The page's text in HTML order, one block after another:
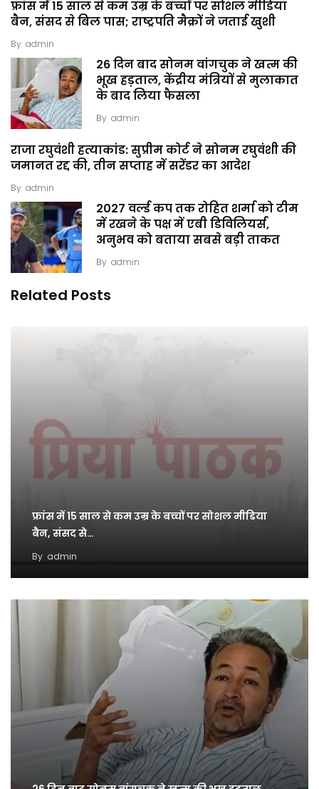
फ्रांस में 15 साल से कम उम्र के बच्चों पर सोशल मीडिया
बैन, संसद से बिल पास; राष्ट्रपति मैक्रों ने जताई खुशी
By admin
26 दिन बाद सोनम वांगचुक ने खत्म की
भूख हड़ताल, केंद्रीय मंत्रियों से मुलाकात
के बाद लिया फैसला
By admin
राजा रघुवंशी हत्याकांड: सुप्रीम कोर्ट ने सोनम रघुवंशी की
जमानत रद्द की, तीन सप्ताह में सरेंडर का आदेश
By admin
2027 वर्ल्ड कप तक रोहित शर्मा को टीम
में रखने के पक्ष में एबी डिविलियर्स,
अनुभव को बताया सबसे बड़ी ताकत
By admin
Related Posts
फ्रांस में 15 साल से कम उम्र के बच्चों पर सोशल मीडिया
बैन, संसद से…
By admin